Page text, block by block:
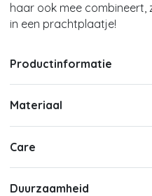
haar ook mee combineert,
in een prachtplaatje!
Productinformatie
Materiaal
Care
Duurzaamheid